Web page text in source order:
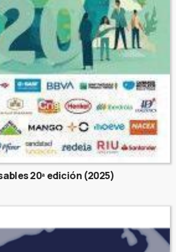
20ª edición (2025)